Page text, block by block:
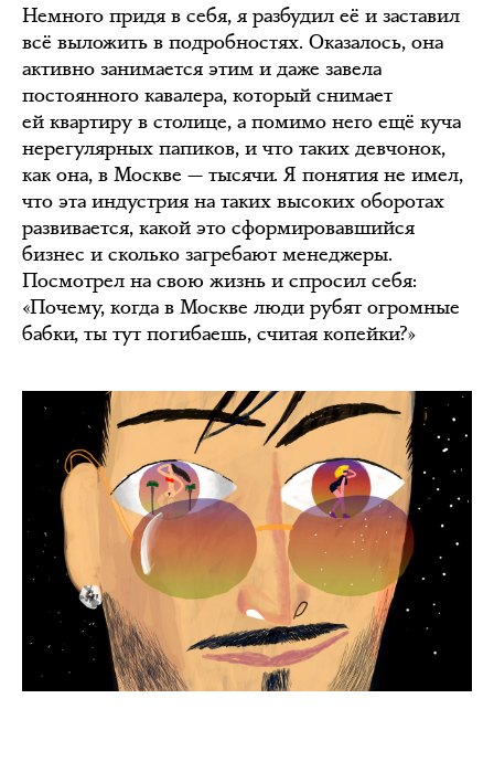
Немного придя в себя, я разбудил её и заставил
всё выложить в подробностях. Оказалось, она
активно занимается этим и даже завела
постоянного кавалера, который снимает
ей квартиру в столице, а помимо него ещё куча
нерегулярных папиков, и что таких девчонок,
как она, в Москве — тысячи. Я понятия не имел,
что эта индустрия на таких высоких оборотах
развивается, какой это сформировавшийся
бизнес и сколько загребают менеджеры.
Посмотрел на свою жизнь и спросил себя:
«Почему, когда в Москве люди рубят огромные
бабки, ты тут погибаешь, считая копейки?»